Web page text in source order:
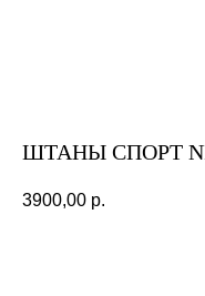
ШТАНЫ СПОРТ
3900,00 р.